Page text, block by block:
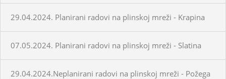
29.04.2024. Planirani radovi na plinskoj mreži - Krapina
07.05.2024. Planirani radovi na plinskoj mreži - Slatina
29.04.2024.Neplanirani radovi na plinskoj mreži - Požega